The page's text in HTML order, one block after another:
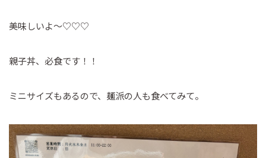
美味しいよ～♡♡♡
親子丼、必食です！！
ミニサイズもあるので、麺派の人も食べてみて。